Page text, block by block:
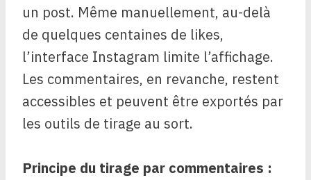
un post. Même manuellement, au-delà
de quelques centaines de likes,
l’interface Instagram limite l’affichage.
Les commentaires, en revanche, restent
accessibles et peuvent être exportés par
les outils de tirage au sort.
Principe du tirage par commentaires :